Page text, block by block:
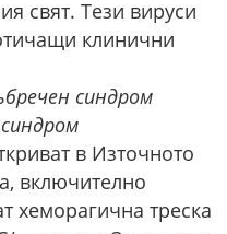
свят. Тези вируси
клинични
синдром
в Източното
включително
хеморагична треска